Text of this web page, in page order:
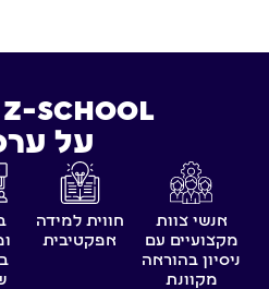
על
אנשי צוות
מקצועיים עם
ניסיון בהוראה
מקוונת
חווית למידה
אפקטיבית